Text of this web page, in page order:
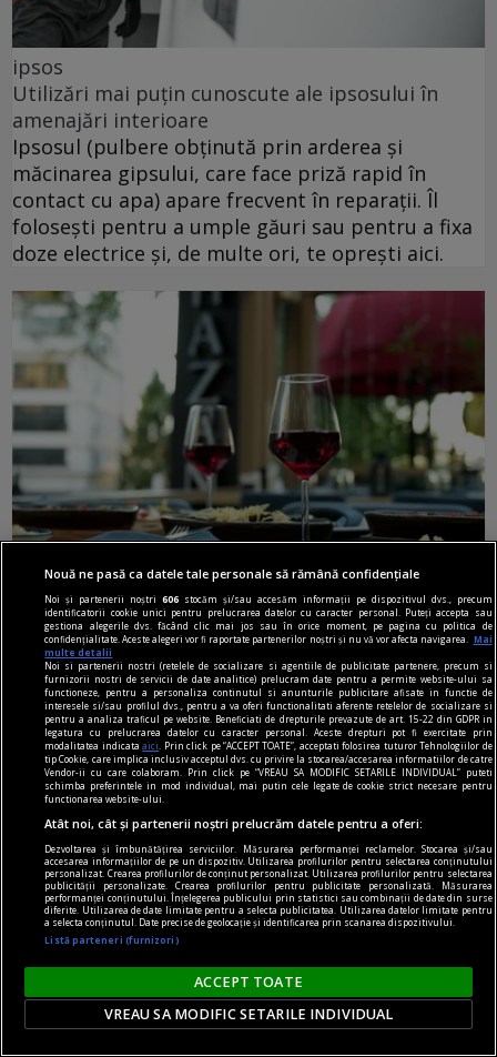
ipsos
Utilizări mai puțin cunoscute ale ipsosului în
amenajări interioare
Ipsosul (pulbere obținută prin arderea și
măcinarea gipsului, care face priză rapid în
contact cu apa) apare frecvent în reparații. Îl
folosești pentru a umple găuri sau pentru a fixa
doze electrice și, de multe ori, te oprești aici.
vinuri premium
Vinuri premium - selecții exclusiviste pentru
cunoscători
În lumea vinului, diferența dintre un produs
obișnuit și o experiență memorabilă este dată de
origine, rafinament și atenția la detalii. Pentru
cunoscători, alegerea nu se rezumă la o simplă
băutură, ci la o expresie a terroir-ului, a tradiției
și a măiestriei vinificatorului.
Nouă ne pasă ca datele tale personale să rămână confidențiale
Noi și partenerii noștri606 stocăm și/sau accesăm informații pe dispozitivul dvs., precum
identificatorii cookie unici pentru prelucrarea datelor cu caracter personal. Puteți accepta sau
gestiona alegerile dvs. făcând clic mai jos sau în orice moment, pe pagina cu politica de
confidențialitate. Aceste alegeri vor fi raportate partenerilor noștri și nu vă vor afecta navigarea.
Mai
multe detalii
Noi si partenerii nostri (retelele de socializare si agentiile de publicitate partenere, precum si
furnizorii nostri de servicii de date analitice) prelucram date pentru a permite website-ului sa
functioneze, pentru a personaliza continutul si anunturile publicitare afisate in functie de
interesele si/sau profilul dvs., pentru a va oferi functionalitati aferente retelelor de socializare si
pentru a analiza traficul pe website. Beneficiati de drepturile prevazute de art. 15-22 din GDPR in
legatura cu prelucrarea datelor cu caracter personal. Aceste drepturi pot fi exercitate prin
modalitatea indicataaici
. Prin click pe “ACCEPT TOATE”, acceptati folosirea tuturor Tehnologiilor de
tip Cookie, care implica inclusiv acceptul dvs. cu privire la stocarea/accesarea informatiilor de catre
Vendor-ii cu care colaboram. Prin click pe “VREAU SA MODIFIC SETARILE INDIVIDUAL” puteti
schimba preferintele in mod individual, mai putin cele legate de cookie strict necesare pentru
functionarea website-ului.
Atât noi, cât și partenerii noștri prelucrăm datele pentru a oferi:
Dezvoltarea și îmbunătățirea serviciilor. Măsurarea performanței reclamelor. Stocarea și/sau
accesarea informațiilor de pe un dispozitiv. Utilizarea profilurilor pentru selectarea conținutului
personalizat. Crearea profilurilor de conținut personalizat. Utilizarea profilurilor pentru selectarea
publicității personalizate. Crearea profilurilor pentru publicitate personalizată. Măsurarea
performanței conținutului. Înțelegerea publicului prin statistici sau combinații de date din surse
diferite. Utilizarea de date limitate pentru a selecta publicitatea. Utilizarea datelor limitate pentru
a selecta conținutul. Date precise de geolocație și identificarea prin scanarea dispozitivului.
Listă parteneri (furnizori)
ACCEPT TOATE
VREAU SA MODIFIC SETARILE INDIVIDUAL